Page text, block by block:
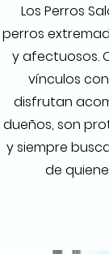
Los Perros
perros
y afectuosos.
vínculos
disfrutan
dueños, son
y siempre
de